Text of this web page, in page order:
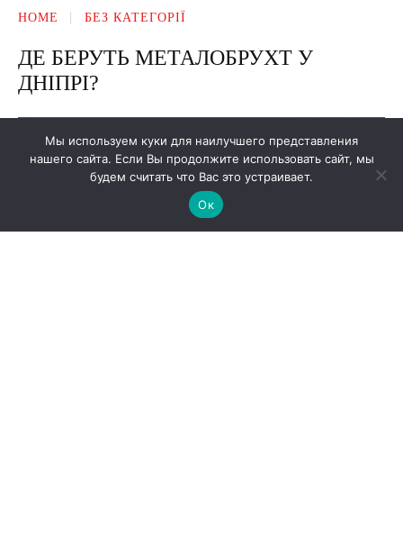
Мы используем куки для наилучшего представления
нашего сайта. Если Вы продолжите использовать сайт, мы
будем считать что Вас это устраивает.
Ок